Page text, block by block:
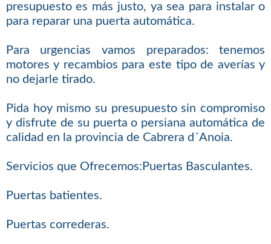
presupuesto es más justo, ya sea para instalar o
para reparar una puerta automática.
Para urgencias vamos preparados: tenemos
motores y recambios para este tipo de averías y
no dejarle tirado.
Pida hoy mismo su presupuesto sin compromiso
y disfrute de su puerta o persiana automática de
calidad en la provincia de Cabrera d´Anoia.
Servicios que Ofrecemos:Puertas Basculantes.
Puertas batientes.
Puertas correderas.